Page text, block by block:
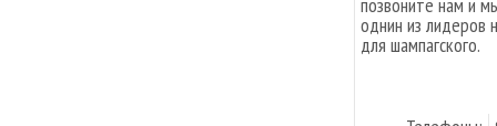
однин из лидеров
для шампагского.